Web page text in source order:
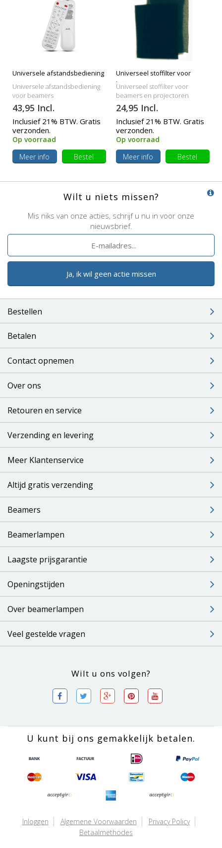
Universele afstandsbediening
Universele afstandsbediening
voor beamers
43,95 Incl.
Inclusief 21% BTW. Gratis
verzonden.
Op voorraad
Meer info
Bestel
Universeel stoffilter voor
beamers
Universeel stoffilter voor
beamers en projectoren
24,95 Incl.
Inclusief 21% BTW. Gratis
verzonden.
Op voorraad
Meer info
Bestel
Wilt u niets missen?
Mis niks van onze acties, schrijf u nu in voor onze
nieuwsbrief.
Ja, ik wil geen actie missen
Bestellen
Betalen
Contact opnemen
Over ons
Retouren en service
Verzending en levering
Meer Klantenservice
Altijd gratis verzending
Beamers
Beamerlampen
Laagste prijsgarantie
Openingstijden
Over beamerlampen
Veel gestelde vragen
Wilt u ons volgen?
U kunt bij ons gemakkelijk betalen.
Inloggen Algemene Voorwaarden
Privacy Policy
Betaalmethodes